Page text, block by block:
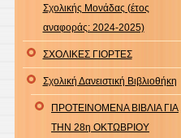
Σχολικής Μονάδας (έτος
αναφοράς: 2024-2025)
ΣΧΟΛΙΚΕΣ ΓΙΟΡΤΕΣ
Σχολική Δανειστική Βιβλιοθήκη
ΠΡΟΤΕΙΝΟΜΕΝΑ ΒΙΒΛΙΑ ΓΙΑ
ΤΗΝ 28η ΟΚΤΩΒΡΙΟΥ